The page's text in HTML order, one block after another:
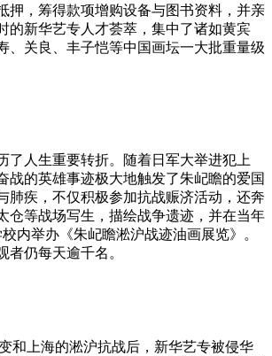
押，筹得款项增购设备与图书资料，并亲
的新华艺专人才荟萃，集中了诸如黄宾
、关良、丰子恺等中国画坛一大批重量级
了人生重要转折。随着日军大举进犯上
战的英雄事迹极大地触发了朱屺瞻的爱国
肺疾，不仅积极参加抗战赈济活动，还奔
仓等战场写生，描绘战争遗迹，并在当年
内举办《朱屺瞻淞沪战迹油画展览》。
者仍每天逾千名。
和上海的淞沪抗战后，新华艺专被侵华